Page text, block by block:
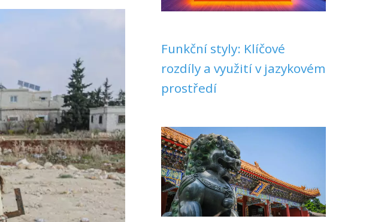
Funkční styly: Klíčové
rozdíly a využití v jazykovém
prostředí